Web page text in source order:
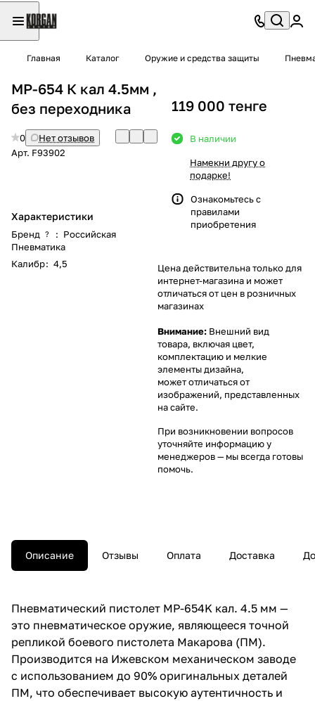
Главная Каталог Оружие и средства защиты
МР-654 К кал 4.5мм ,
без переходника
0
Нет отзывов
Арт. F93902
Характеристики
Бренд ? : Российская
Пневматика
Калибр: 4,5
119 000 тенге
В наличии
Намекни другу о
подарке!
Ознакомьтесь с
правилами
приобретения
Цена действительна только для
интернет-магазина и может
отличаться от цен в розничных
магазинах
Внимание: Внешний вид
товара, включая цвет,
комплектацию и мелкие
элементы дизайна,
может отличаться от
изображений, представленных
на сайте.
При возникновении вопросов
уточняйте информацию у
менеджеров— мы всегда готовы
помочь.
Описание Отзывы Оплата Доставка
Пневматический пистолет MP-654K кал. 4.5 мм —
это пневматическое оружие, являющееся точной
репликой боевого пистолета Макарова (ПМ).
Производится на Ижевском механическом заводе
с использованием до 90% оригинальных деталей
ПМ, что обеспечивает высокую аутентичность и